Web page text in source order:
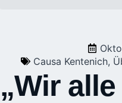
Causa Kentenich,
„Wir